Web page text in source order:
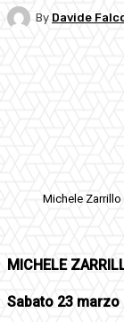
By Davide
Michele Zarrillo
MICHELE
Sabato 23 marzo